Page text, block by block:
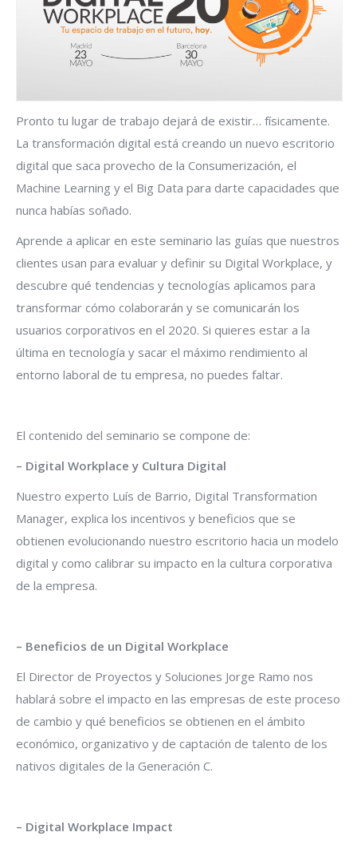
Pronto tu lugar de trabajo dejará de existir… físicamente.
La transformación digital está creando un nuevo escritorio
digital que saca provecho de la Consumerización, el
Machine Learning y el Big Data para darte capacidades que
nunca habías soñado.
Aprende a aplicar en este seminario las guías que nuestros
clientes usan para evaluar y definir su Digital Workplace, y
descubre qué tendencias y tecnologías aplicamos para
transformar cómo colaborarán y se comunicarán los
usuarios corporativos en el 2020. Si quieres estar a la
última en tecnología y sacar el máximo rendimiento al
entorno laboral de tu empresa, no puedes faltar.
El contenido del seminario se compone de:
– Digital Workplace y Cultura Digital
Nuestro experto Luís de Barrio, Digital Transformation
Manager, explica los incentivos y beneficios que se
obtienen evolucionando nuestro escritorio hacia un modelo
digital y como calibrar su impacto en la cultura corporativa
de la empresa.
– Beneficios de un Digital Workplace
El Director de Proyectos y Soluciones Jorge Ramo nos
hablará sobre el impacto en las empresas de este proceso
de cambio y qué beneficios se obtienen en el ámbito
económico, organizativo y de captación de talento de los
nativos digitales de la Generación C.
– Digital Workplace Impact